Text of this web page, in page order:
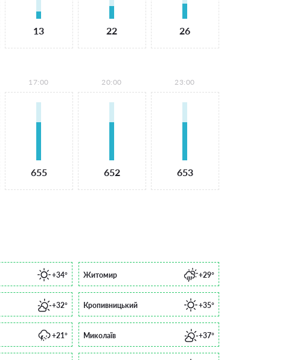
13 22 26
17:00
655
20:00
652
23:00
653
+34° Житомир +29°
+32° Кропивницький +35°
+21° Миколаїв +37°